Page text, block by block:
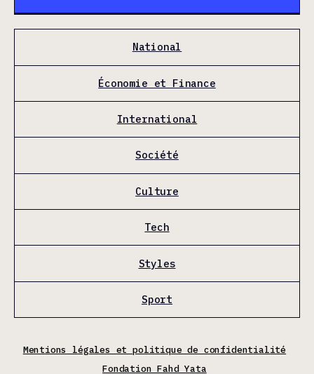
National
Économie et Finance
International
Société
Culture
Tech
Styles
Sport
Mentions légales et politique de confidentialité
Fondation Fahd Yata